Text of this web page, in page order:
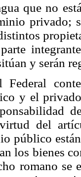
que no
privado;
y serán
y el
del
público
los bienes
romano se